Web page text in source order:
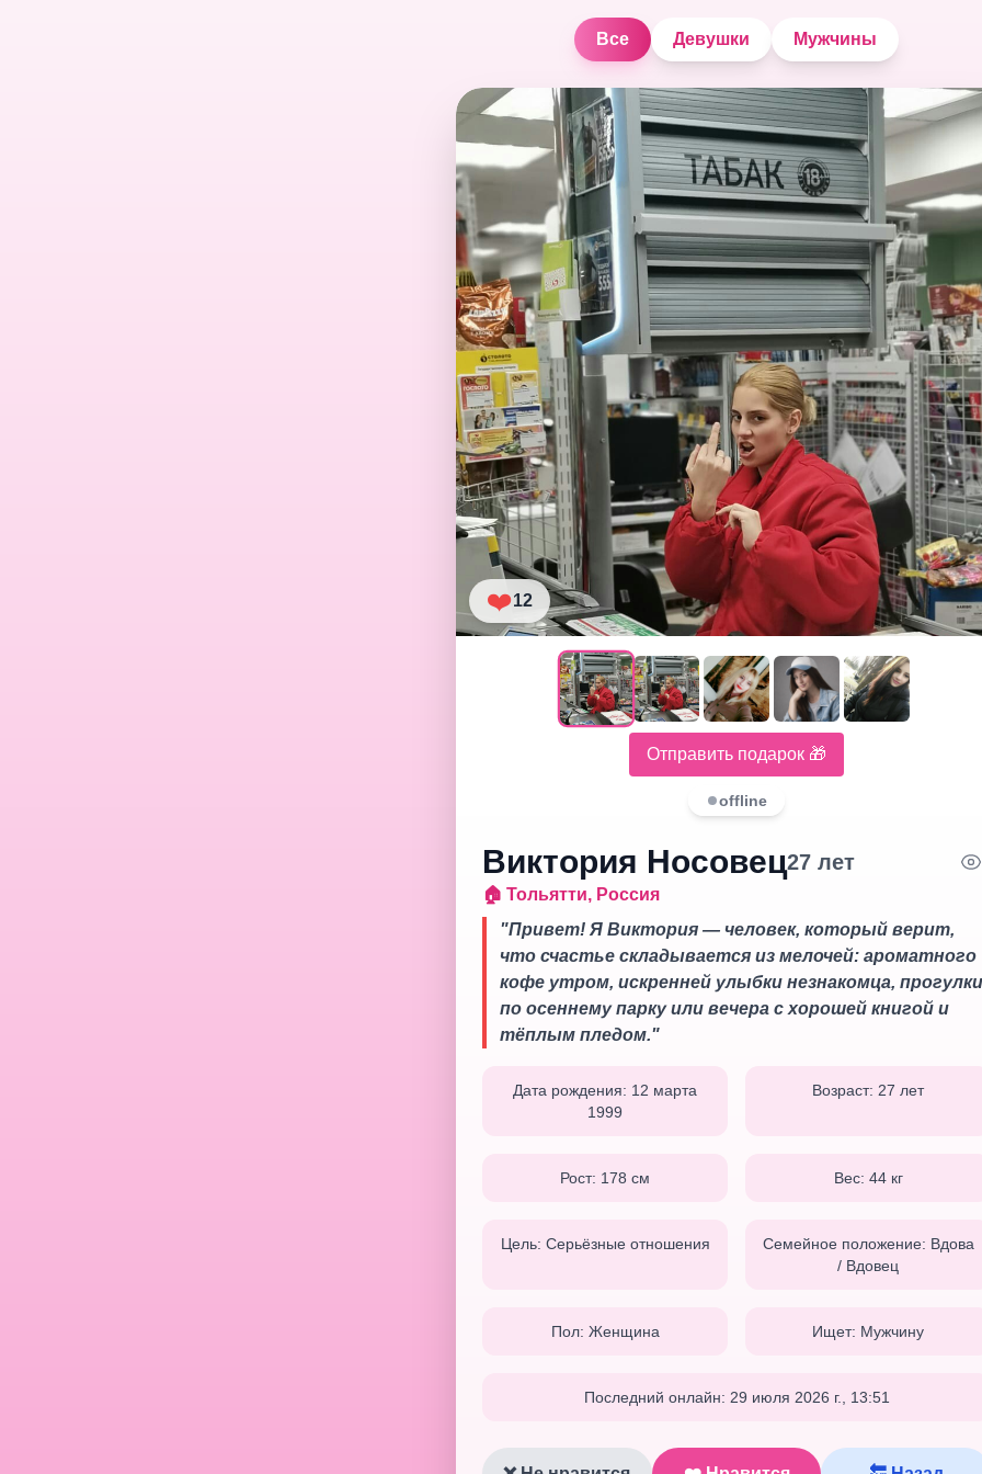
Все Девушки Мужчины
❤️12
Отправить подарок 🎁
offline
Виктория Носовец27 лет
🏠 Тольятти, Россия
"Привет! Я Виктория — человек, который верит,
что счастье складывается из мелочей: ароматного
кофе утром, искренней улыбки незнакомца, прогулки
по осеннему парку или вечера с хорошей книгой и
тёплым пледом."
Дата рождения: 12 марта
1999
Возраст: 27 лет
Рост: 178 см Вес: 44кг
Цель: Серьёзные отношения Семейное положение: Вдова
/ Вдовец
Пол: Женщина Ищет: Мужчину
Последний онлайн: 29 июля 2026 г., 13:51